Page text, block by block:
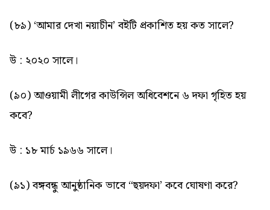
(৮৯) ‘আমার দেখা নয়াচীন’ বইটি প্রকাশিত হয় কত সালে?
উ : ২০২০ সালে।
(৯০) আওয়ামী লীগের কাউন্সিল অধিবেশনে ৬ দফা গৃহিত হয়
কবে?
উ : ১৮ মার্চ ১৯৬৬ সালে।
(৯১) বঙ্গবন্ধু আনুষ্ঠানিক ভাবে “ছয়দফা’ কবে ঘোষণা করে?